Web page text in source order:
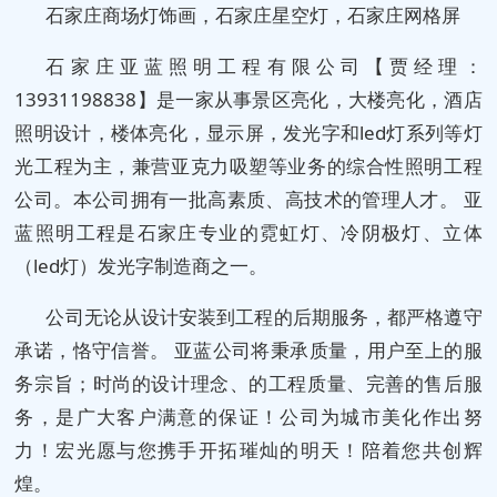
石家庄商场灯饰画，石家庄星空灯，石家庄网格屏
石家庄亚蓝照明工程有限公司【贾经理：
13931198838】是一家从事景区亮化，大楼亮化，酒店
照明设计，楼体亮化，显示屏，发光字和led灯系列等灯
光工程为主，兼营亚克力吸塑等业务的综合性照明工程
公司。本公司拥有一批高素质、高技术的管理人才。 亚
蓝照明工程是石家庄专业的霓虹灯、冷阴极灯、立体
（led灯）发光字制造商之一。
公司无论从设计安装到工程的后期服务，都严格遵守
承诺，恪守信誉。 亚蓝公司将秉承质量，用户至上的服
务宗旨；时尚的设计理念、的工程质量、完善的售后服
务，是广大客户满意的保证！公司为城市美化作出努
力！宏光愿与您携手开拓璀灿的明天！陪着您共创辉
煌。